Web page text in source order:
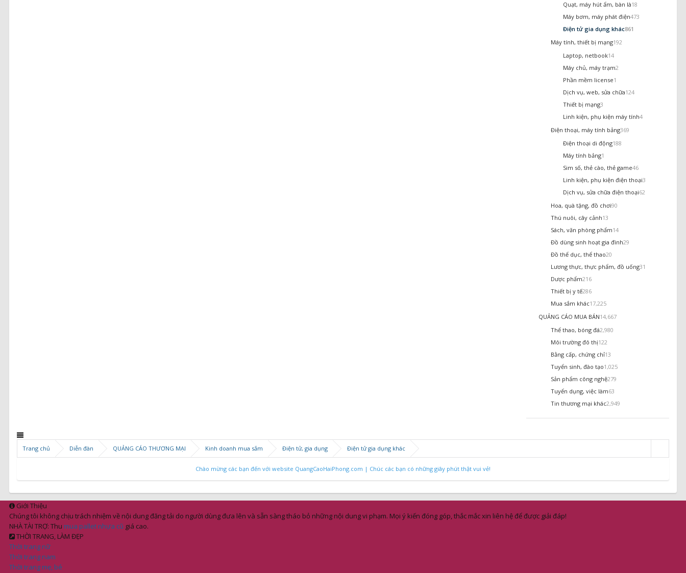
Quạt, máy hút ẩm, bàn là18
Máy bơm, máy phát điện473
Điện tử gia dụng khác861
Máy tính, thiết bị mạng192
Laptop, netbook14
Máy chủ, máy trạm2
Phần mềm license1
Dịch vụ, web, sửa chữa124
Thiết bị mạng3
Linh kiện, phụ kiện máy tính4
Điện thoại, máy tính bảng369
Điện thoại di động188
Máy tính bảng1
Sim số, thẻ cào, thẻ game46
Linh kiện, phụ kiện điện thoại3
Dịch vụ, sửa chữa điện thoại62
Hoa, quà tặng, đồ chơi90
Thú nuôi, cây cảnh13
Sách, văn phòng phẩm14
Đồ dùng sinh hoạt gia đình29
Đồ thể dục, thể thao20
Lương thực, thực phẩm, đồ uống31
Dược phẩm216
Thiết bị y tế286
Mua sắm khác17,225
QUẢNG CÁO MUA BÁN14,667
Thể thao, bóng đá2,980
Môi trường đô thị122
Bằng cấp, chứng chỉ13
Tuyển sinh, đào tạo1,025
Sản phẩm công nghệ279
Tuyển dụng, việc làm63
Tin thương mại khác2,949
Trang chủ Diễn đàn QUẢNG CÁO THƯƠNG MẠI Kinh doanh mua sắm Điện tử, gia dụng Điện tử gia dụng khác
Chào mừng các bạn đến với website QuangCaoHaiPhong.com | Chúc các bạn có những giây phút thật vui vẻ!
Giới Thiệu
Chúng tôi không chịu trách nhiệm về nội dung đăng tải do người dùng đưa lên và sẵn sàng tháo bỏ những nội dung vi phạm. Mọi ý kiến đóng góp, thắc mắc xin liên hệ để được giải đáp!
NHÀ TÀI TRỢ: Thu mua pallet nhựa cũ giá cao.
THỜI TRANG, LÀM ĐẸP
Thời trang nữ
Thời trang nam
Thời trang mẹ, bé